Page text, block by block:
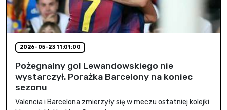
2026-05-23 11:01:00
Pożegnalny gol Lewandowskiego nie
wystarczył. Porażka Barcelony na koniec
sezonu
Valencia i Barcelona zmierzyły się w meczu ostatniej kolejki